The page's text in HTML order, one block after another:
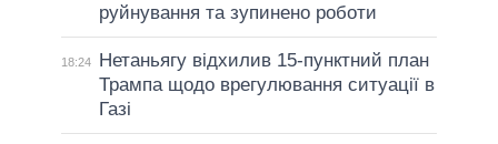
руйнування та зупинено роботи
18:24
Нетаньягу відхилив 15-пунктний план
Трампа щодо врегулювання ситуації в
Газі